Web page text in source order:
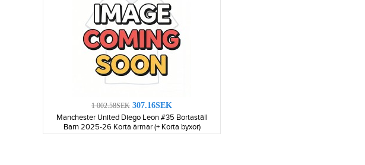
1 002.58SEK 307.16SEK
Manchester United Diego Leon #35 Bortaställ
Barn 2025-26 Korta ärmar (+ Korta byxor)